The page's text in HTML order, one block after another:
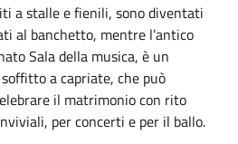
a stalle e fienili, sono diventati
al banchetto, mentre l’antico
Sala della musica, è un
a capriate, che può
il matrimonio con rito
per concerti e per il ballo.